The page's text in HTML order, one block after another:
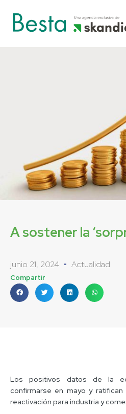
A sostener la
junio 21, 2024 Actualidad
Compartir
Los positivos datos de la
confirmarse en mayo y
reactivación para industria y